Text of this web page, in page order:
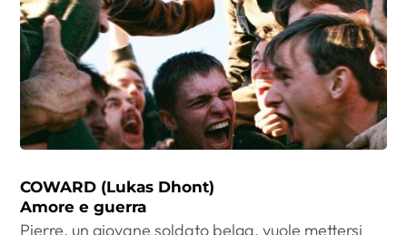
COWARD (Lukas Dhont)
Amore e guerra
Pierre, un giovane soldato belga, vuole mettersi